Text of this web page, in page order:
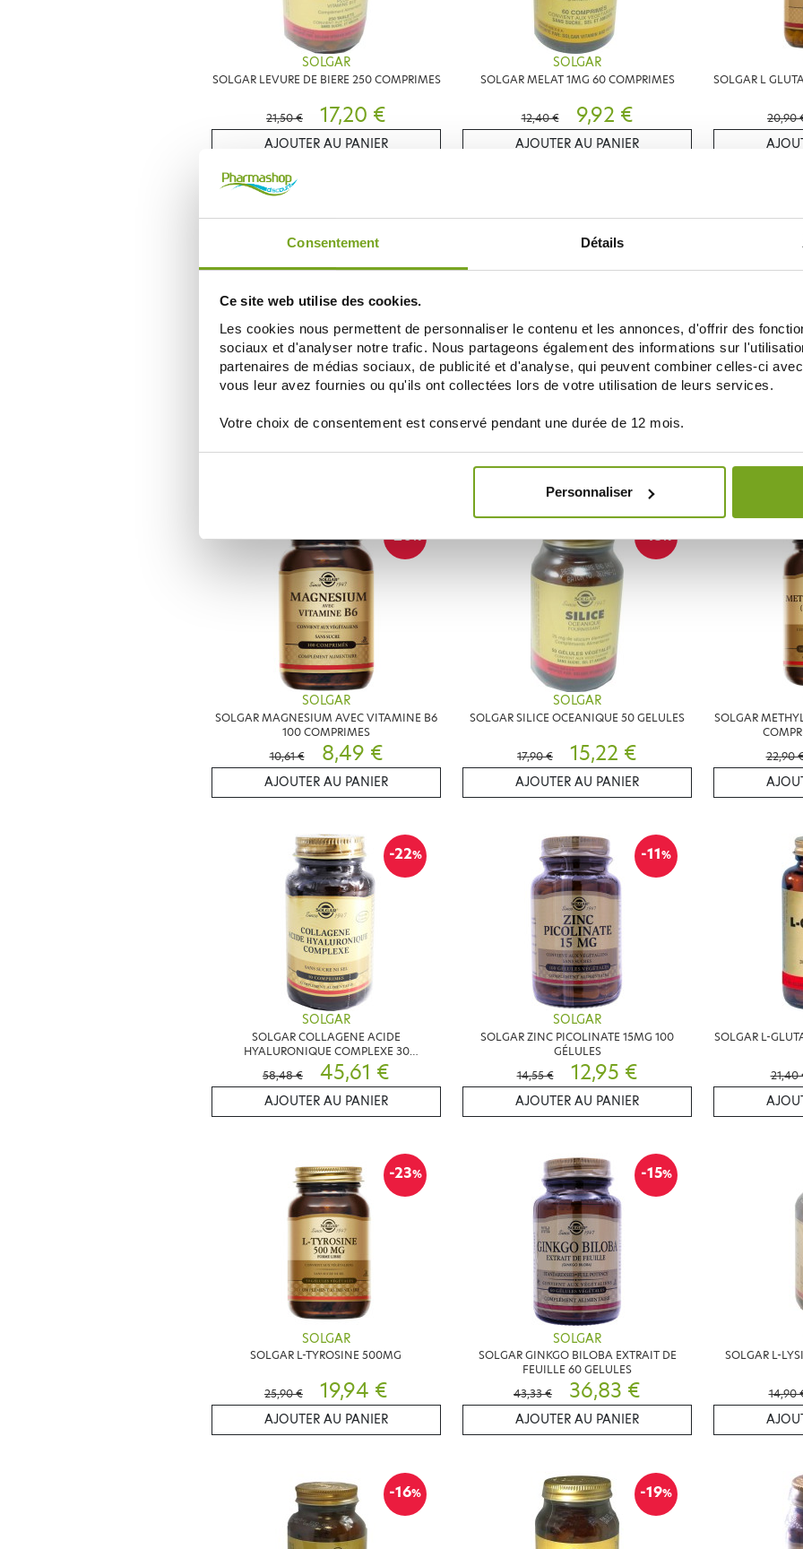
Consentement Détails
Ce site web utilise des cookies.
Les cookies nous permettent de personnaliser le contenu et les annonces, d'offrir des
sociaux et d'analyser notre trafic. Nous partageons également des informations sur
partenaires de médias sociaux, de publicité et d'analyse, qui peuvent combiner celles-ci
vous leur avez fournies ou qu'ils ont collectées lors de votre utilisation de leurs services.
Votre choix de consentement est conservé pendant une durée de 12 mois.
Personnaliser
SOLGAR
SOLGAR LEVURE DE BIERE 250 COMPRIMES
21,50 € 17,20 €
AJOUTER AU PANIER
SOLGAR
SOLGAR MELAT 1MG 60 COMPRIMES
12,40 € 9,92 €
AJOUTER AU PANIER
SOLGAR L
20,90
-20%
SOLGAR
23,44 €
-15%
SOLGAR
20,31 €
AJOUTER AU PANIER
-20%
SOLGAR
SOLGAR MAGNESIUM AVEC VITAMINE B6
100 COMPRIMES
10,61 €
8,49 €
AJOUTER AU PANIER
-15%
SOLGAR
SOLGAR SILICE OCEANIQUE 50 GELULES
17,90 € 15,22 €
AJOUTER AU PANIER
SOLGAR
22,90
-22%
SOLGAR
SOLGAR COLLAGENE ACIDE
HYALURONIQUE COMPLEXE 30
COMPRIMES
58,48 € 45,61 €
AJOUTER AU PANIER
-11%
SOLGAR
SOLGAR ZINC PICOLINATE 15MG 100
GÉLULES
14,55 €
12,95 €
AJOUTER AU PANIER
SOLGAR L-
21,40
-23%
SOLGAR
SOLGAR L-TYROSINE 500MG
25,90 € 19,94 €
AJOUTER AU PANIER
-15%
SOLGAR
SOLGAR GINKGO BILOBA EXTRAIT DE
FEUILLE 60 GELULES
43,33 €
36,83 €
AJOUTER AU PANIER
SOLGAR L-
14,90
-16% -19%